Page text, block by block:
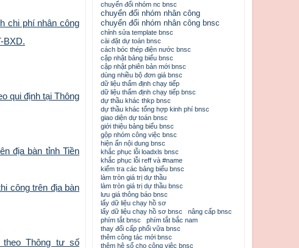
chi phí nhân công
BXD.
qui định tại Thông
địa bàn tỉnh Tiền
công trên địa bàn
theo Thông tư số
chuyển đổi nhóm nc bnsc
chuyển đổi nhóm nhân công
chuyển đổi nhóm nhân công bnsc
chỉnh sửa template bnsc
cài đặt dự toán bnsc
cách bóc thép điện nước bnsc
cập nhật bảng biểu bnsc
cập nhật phiên bản mới bnsc
dùng nhiều bộ đơn giá bnsc
dữ liệu thẩm định chạy tiếp
dữ liệu thẩm định chạy tiếp bnsc
dự thầu khác thkp bnsc
dự thầu khác tổng hợp kinh phí bnsc
giao diện dự toán bnsc
giới thiệu bảng biểu bnsc
gộp nhóm công việc bnsc
hiện ẩn nội dung bnsc
khắc phục lỗi loadxls bnsc
khắc phục lỗi reff và #name
kiểm tra các bảng biểu bnsc
làm tròn giá trị dự thầu
làm tròn giá trị dự thầu bnsc
lưu giá thông báo bnsc
lấy dữ liệu chạy hồ sơ
lấy dữ liệu chạy hồ sơ bnsc
nâng cấp bnsc
phím tắt bnsc
phím tắt bắc nam
thay đổi cấp phối vữa bnsc
thêm công tác mới bnsc
thêm hệ số cho công việc bnsc